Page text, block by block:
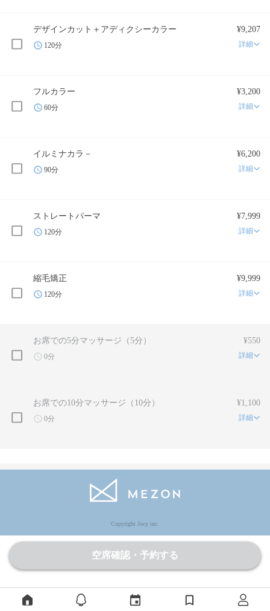
デザインカット＋アディクシーカラー ¥9,207
120分 詳細
フルカラー ¥3,200
60分 詳細
イルミナカラ－ ¥6,200
90分 詳細
ストレートパーマ ¥7,999
120分 詳細
縮毛矯正 ¥9,999
120分 詳細
お席での5分マッサージ（5分） ¥550
0分 詳細
お席での10分マッサージ（10分） ¥1,100
0分 詳細
空席確認・予約する
Copyright Jocy inc.